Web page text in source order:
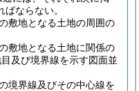
ならない。
敷地となる土地の周囲の
敷地となる土地に関係の
及び境界線を示す図面並
境界線及びその中心線を